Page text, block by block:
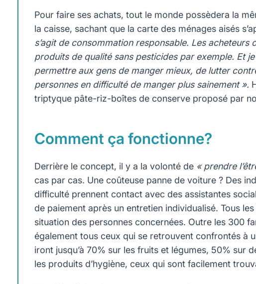
Pour faire ses achats, tout le monde possèdera la
la caisse, sachant que la carte des ménages aisés
s’agit de consommation responsable. Les acheteurs
produits de qualité sans pesticides par exemple. Et
permettre aux gens de manger mieux, de lutter
personnes en difficulté de manger plus sainement ».
triptyque pâte-riz-boîtes de conserve proposé par
Comment ça fonctionne?
Derrière le concept, il y a la volonté de « prendre
cas par cas. Une coûteuse panne de voiture ? Des
difficulté prennent contact avec des assistantes
de paiement après un entretien individualisé. Tous
situation des personnes concernées. Outre les 300
également tous ceux qui se retrouvent confrontés à
iront jusqu’à 70% sur les fruits et légumes, 50% sur
les produits d’hygiène, ceux qui sont facilement